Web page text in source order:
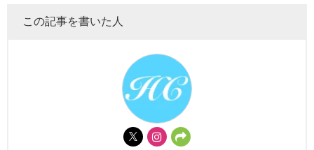
この記事を書いた人